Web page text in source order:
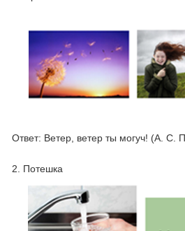
Ответ: Ветер, ветер ты могуч! (А. С.
2. Потешка